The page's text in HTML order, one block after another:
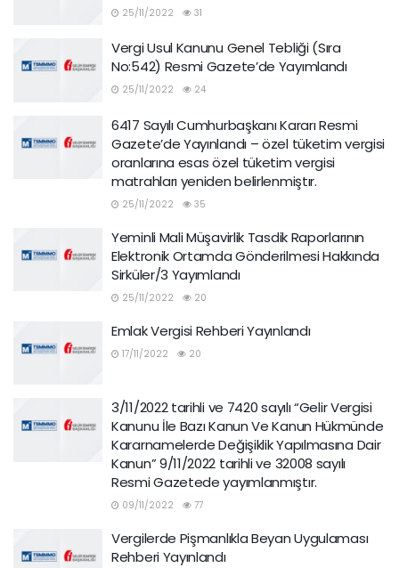
25/11/2022 31
Vergi Usul Kanunu Genel Tebliği (Sıra
No:542) Resmi Gazete’de Yayımlandı
25/11/2022 24
6417 Sayılı Cumhurbaşkanı Kararı Resmi
Gazete’de Yayınlandı – özel tüketim vergisi
oranlarına esas özel tüketim vergisi
matrahları yeniden belirlenmiştır.
25/11/2022 35
Yeminli Mali Müşavirlik Tasdik Raporlarının
Elektronik Ortamda Gönderilmesi Hakkında
Sirküler/3 Yayımlandı
25/11/2022 20
Emlak Vergisi Rehberi Yayınlandı
17/11/2022 20
3/11/2022 tarihli ve 7420 sayılı “Gelir Vergisi
Kanunu İle Bazı Kanun Ve Kanun Hükmünde
Kararnamelerde Değişiklik Yapılmasına Dair
Kanun” 9/11/2022 tarihli ve 32008 sayılı
Resmi Gazetede yayımlanmıştır.
09/11/2022 77
Vergilerde Pişmanlıkla Beyan Uygulaması
Rehberi Yayınlandı